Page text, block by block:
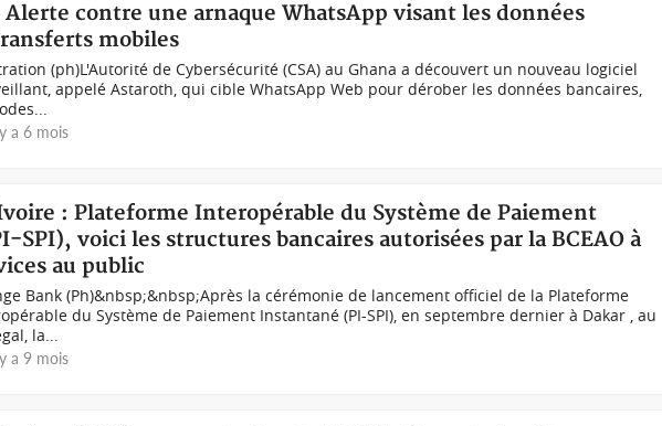
Alerte contre une arnaque WhatsApp visant les données
mobiles
(ph)L'Autorité de Cybersécurité (CSA) au Ghana a découvert un nouveau logiciel
appelé Astaroth, qui cible WhatsApp Web pour dérober les données bancaires,
a 6 mois
: Plateforme Interopérable du Système de Paiement
SPI), voici les structures bancaires autorisées par la BCEAO à
au public
Bank (Ph)&nbsp;&nbsp;Après la cérémonie de lancement officiel de la Plateforme
du Système de Paiement Instantané (PI-SPI), en septembre dernier à Dakar , au
la...
a 9 mois